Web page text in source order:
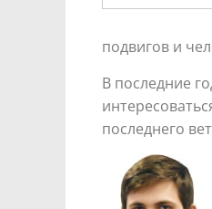
подвигов и
В последние
последнего